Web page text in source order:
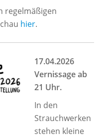
regelmäßigen
hier.
17.04.2026
Vernissage ab
21 Uhr.
In den
Strauchwerken
stehen kleine